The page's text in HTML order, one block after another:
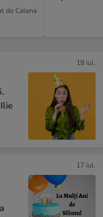
de Catena
19 iul.
17 iul.